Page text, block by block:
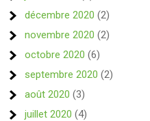
décembre 2020 (2)
novembre 2020 (2)
octobre 2020 (6)
septembre 2020 (2)
août 2020 (3)
juillet 2020 (4)